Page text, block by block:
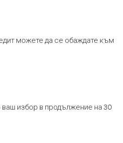
можете да се обаждате към
избор в продължение на 30